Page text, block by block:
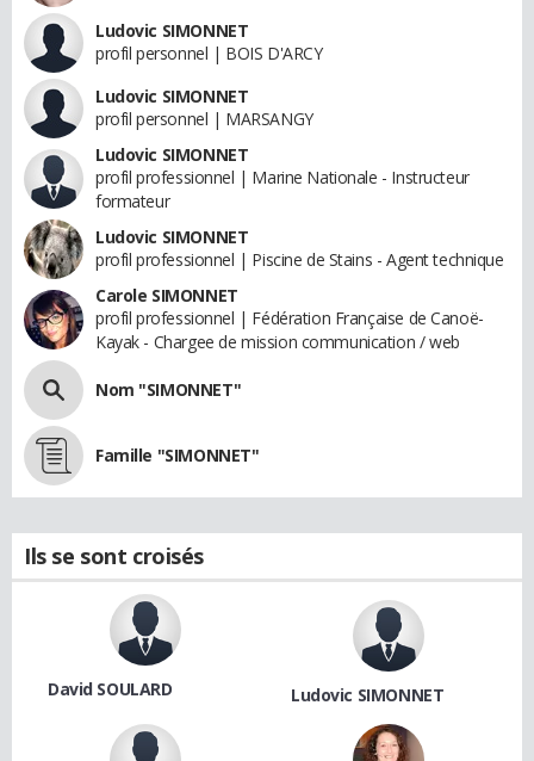
Ludovic SIMONNET
profil personnel | BOIS D'ARCY
Ludovic SIMONNET
profil personnel | MARSANGY
Ludovic SIMONNET
profil professionnel | Marine Nationale - Instructeur
formateur
Ludovic SIMONNET
profil professionnel | Piscine de Stains - Agent technique
Carole SIMONNET
profil professionnel | Fédération Française de Canoë-
Kayak - Chargee de mission communication / web
Nom "SIMONNET"
Famille "SIMONNET"
Ils se sont croisés
David SOULARD Ludovic SIMONNET